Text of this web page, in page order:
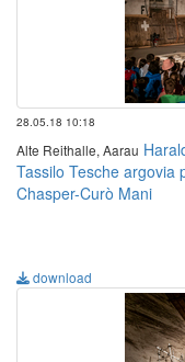
28.05.18 10:18
Alte Reithalle, Aarau
Tassilo Tesche argovia
Chasper-Curò Mani
download